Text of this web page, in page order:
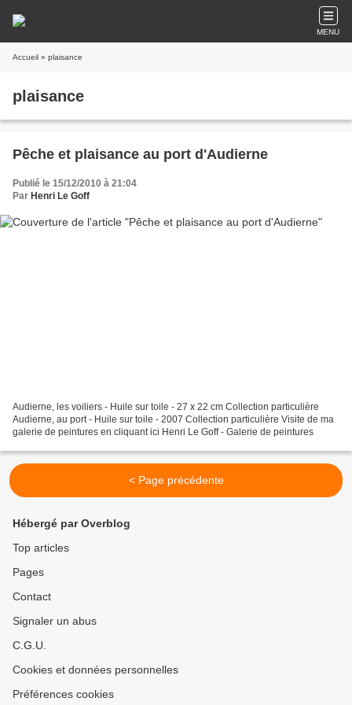
MENU
Accueil » plaisance
plaisance
Pêche et plaisance au port d'Audierne
Publié le 15/12/2010 à 21:04
Par Henri Le Goff
Audierne, les voiliers - Huile sur toile - 27 x 22 cm Collection particulière
Audierne, au port - Huile sur toile - 2007 Collection particulière Visite de ma
galerie de peintures en cliquant ici Henri Le Goff - Galerie de peintures
< Page précédente
Hébergé par Overblog
Top articles
Pages
Contact
Signaler un abus
C.G.U.
Cookies et données personnelles
Préférences cookies